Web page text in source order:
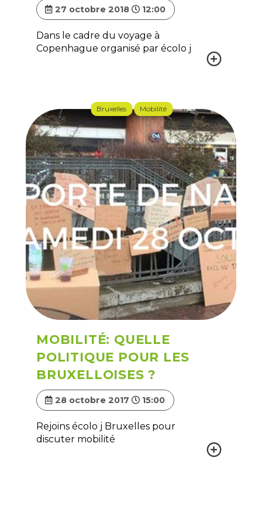
27 octobre 2018 12:00
Dans le cadre du voyage à
Copenhague organisé par écolo j
Bruxelles Mobilité
MOBILITÉ: QUELLE
POLITIQUE POUR LES
BRUXELLOISES ?
28 octobre 2017 15:00
Rejoins écolo j Bruxelles pour
discuter mobilité